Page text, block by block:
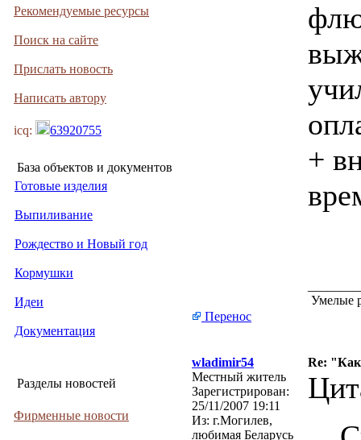
Рекомендуемые ресурсы
Поиск на сайте
Прислать новость
Написать автору
icq: 63920755
База объектов и документов
Готовые изделия
Выпиливание
Рождество и Новый год
Кормушки
Идеи
Документация
Разделы новостей
Фирменные новости
+
Умелые
Перенос
wladimir54
Re:
Местный житель
Зарегистрирован:
25/11/2007 19:11
Из: г.Могилев,
любимая Беларусь